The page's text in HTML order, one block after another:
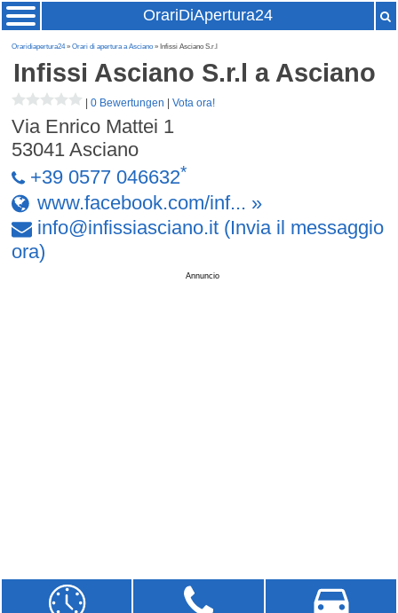
OrariDiApertura24
Oraridiapertura24»Orari di apertura a Asciano » Infissi Asciano S.r.l
Infissi Asciano S.r.l a Asciano
|0 Bewertungen |Vota ora!
Via Enrico Mattei 1
53041 Asciano
+39 0577 046632*
www.facebook.com/inf... »
info@infissiasciano.it (Invia il messaggio
ora)
Annuncio